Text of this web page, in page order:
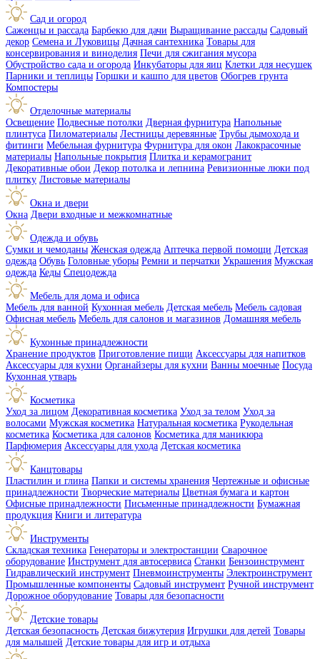
Сад и огород
Саженцы и рассада Барбекю для дачи Выращивание рассады Садовый
декор Семена и Луковицы Дачная сантехника Товары для
консервирования и виноделия Печи для сжигания мусора
Обустройство сада и огорода Инкубаторы для яиц Клетки для несушек
Парники и теплицы Горшки и кашпо для цветов Обогрев грунта
Компостеры
Отделочные материалы
Освещение Подвесные потолки Дверная фурнитура Напольные
плинтуса Пиломатериалы Лестницы деревянные Трубы дымохода и
фитинги Мебельная фурнитура Фурнитура для окон Лакокрасочные
материалы Напольные покрытия Плитка и керамогранит
Декоративные обои Декор потолка и лепнина Ревизионные люки под
плитку Листовые материалы
Окна и двери
Окна Двери входные и межкомнатные
Одежда и обувь
Сумки и чемоданы Женская одежда Аптечка первой помощи Детская
одежда Обувь Головные уборы Ремни и перчатки Украшения Мужская
одежда Кеды Спецодежда
Мебель для дома и офиса
Мебель для ванной Кухонная мебель Детская мебель Мебель садовая
Офисная мебель Мебель для салонов и магазинов Домашняя мебель
Кухонные принадлежности
Хранение продуктов Приготовление пищи Аксессуары для напитков
Аксессуары для кухни Органайзеры для кухни Ванны моечные Посуда
Кухонная утварь
Косметика
Уход за лицом Декоративная косметика Уход за телом Уход за
волосами Мужская косметика Натуральная косметика Рукодельная
косметика Косметика для салонов Косметика для маникюра
Парфюмерия Аксессуары для ухода Детская косметика
Канцтовары
Пластилин и глина Папки и системы хранения Чертежные и офисные
принадлежности Творческие материалы Цветная бумага и картон
Офисные принадлежности Письменные принадлежности Бумажная
продукция Книги и литература
Инструменты
Складская техника Генераторы и электростанции Сварочное
оборудование Инструмент для автосервиса Станки Бензоинструмент
Гидравлический инструмент Пневмоинструменты Электроинструмент
Промышленные компоненты Садовый инструмент Ручной инструмент
Дорожное оборудование Товары для безопасности
Детские товары
Детская безопасность Детская бижутерия Игрушки для детей Товары
для малышей Детские товары для игр и отдыха